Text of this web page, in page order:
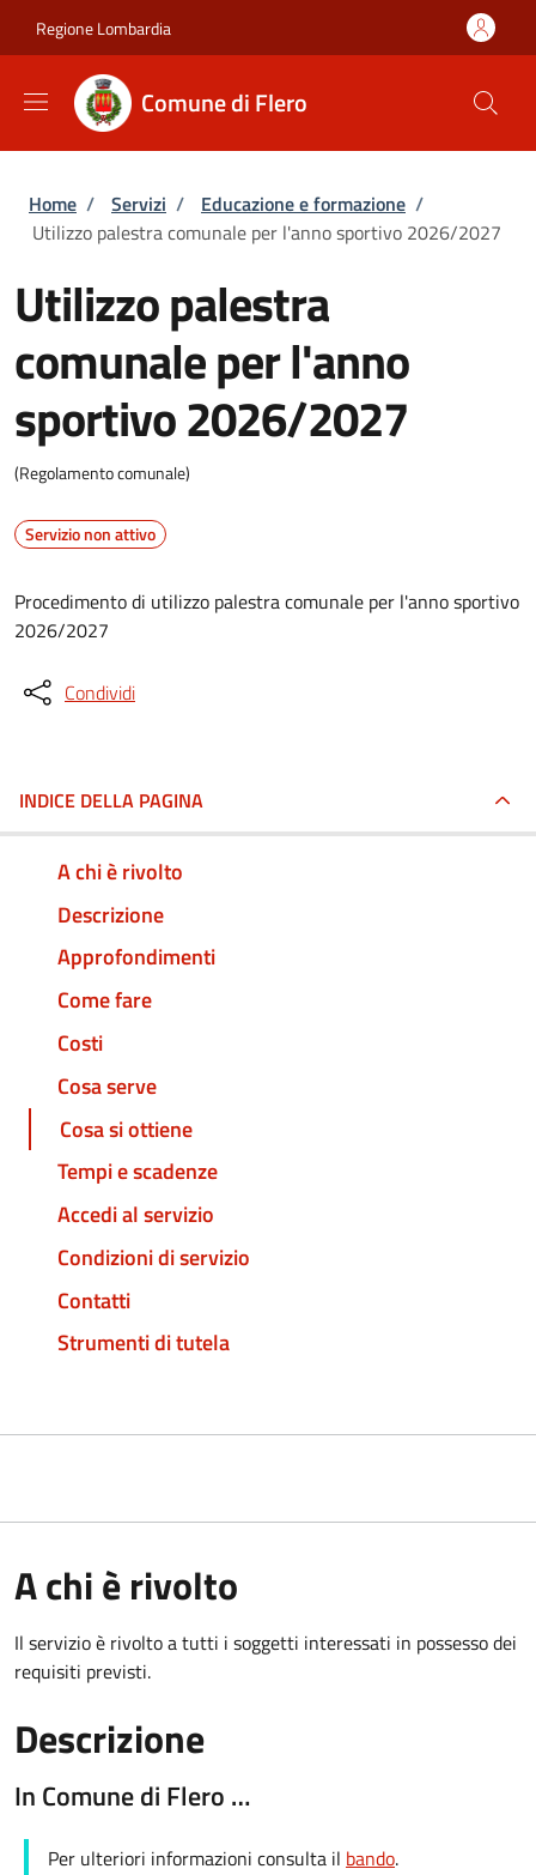
Regione Lombardia
Comune di Flero
Briciole di pane
Home / Servizi / Educazione e formazione /
Utilizzo palestra comunale per l'anno sportivo 2026/2027
Utilizzo palestra
comunale per l'anno
sportivo 2026/2027
(Regolamento comunale)
Servizio non attivo
Procedimento di utilizzo palestra comunale per l'anno sportivo
2026/2027
Condividi
INDICE DELLA PAGINA
A chi è rivolto
Descrizione
Approfondimenti
Come fare
Costi
Cosa serve
Cosa si ottiene
Tempi e scadenze
Accedi al servizio
Condizioni di servizio
Contatti
Strumenti di tutela
A chi è rivolto
Il servizio è rivolto a tutti i soggetti interessati in possesso dei
requisiti previsti.
Descrizione
In Comune di Flero …
Per ulteriori informazioni consulta il bando.